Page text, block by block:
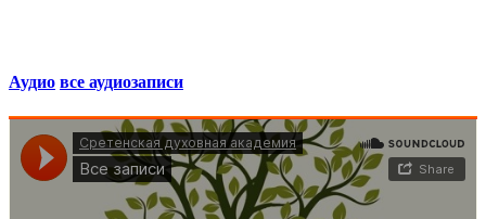
Аудио все аудиозаписи